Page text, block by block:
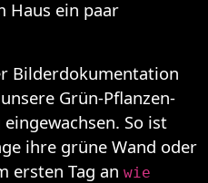
Haus ein paar
Bilderdokumentation
Grün-Pflanzen-
So ist
ihre grüne Wand oder
ersten Tag an wie